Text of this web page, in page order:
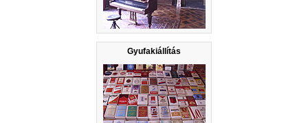
Gyufakiállítás